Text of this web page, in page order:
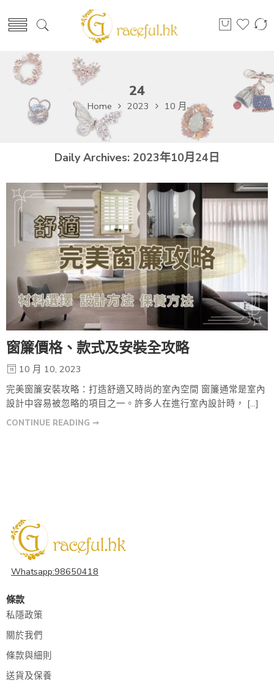
24
Home 2023 10 月
Daily Archives: 2023年10月24日
窗簾價格、款式及安裝全攻略
10 月 10, 2023
完美窗簾安裝攻略：打造舒適又時尚的室內空間 窗簾通常是室內
設計中容易被忽略的項目之一。許多人在進行室內設計時， […]
CONTINUE READING ➞
Whatsapp:98650418
條款
私隱政策
關於我們
條款與細則
送貨及保養